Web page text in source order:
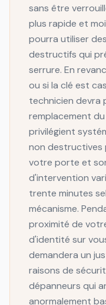
sans être
plus rapide et
pourra utiliser
destructifs qui
serrure. En
ou si la clé est
technicien
remplacement
privilégient
non destructives
votre porte et
d'intervention
trente minutes
mécanisme.
proximité de
d'identité sur
demandera un
raisons de
dépanneurs qui
anormalement